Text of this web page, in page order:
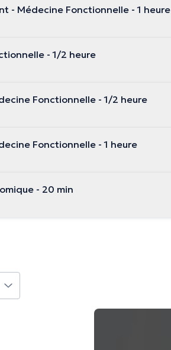
- Médecine Fonctionnelle - 1 heure
Consultation Vidéo - Médecine Fonctionnelle - 1/2 heure
Fonctionnelle - 1/2 heure
Fonctionnelle - 1 heure
- 20 min